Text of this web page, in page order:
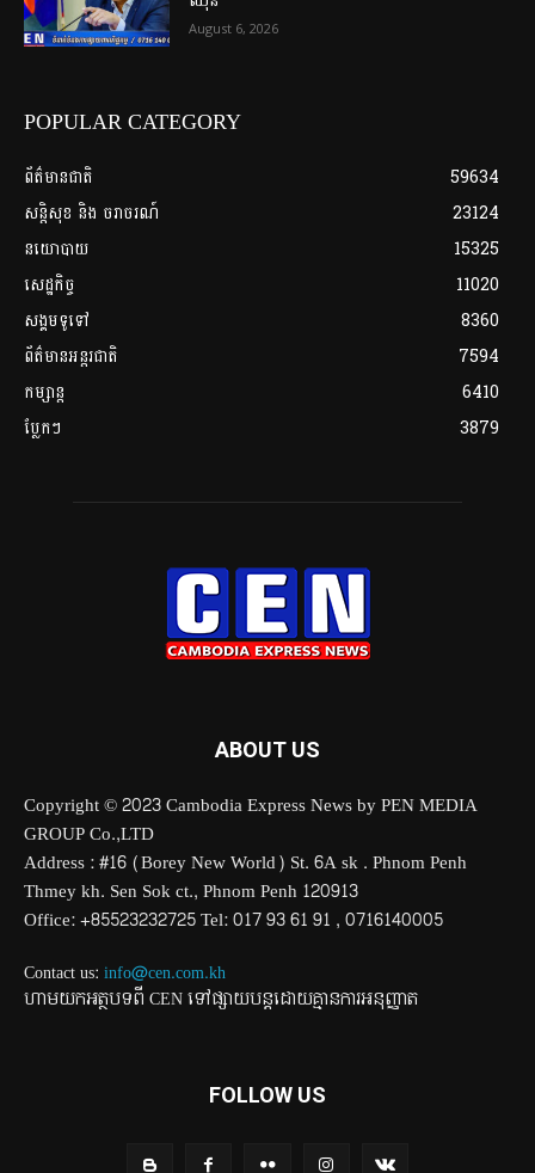
August 6, 2026
POPULAR CATEGORY
ព័ត៌មានជាតិ
59634
សន្តិសុខ និង ចរាចរណ៍
23124
នយោបាយ
15325
សេដ្ឋកិច្ច
11020
សង្គមទូទៅ
8360
ព័ត៌មានអន្តរជាតិ
7594
កម្សាន្ត
6410
ប្លែកៗ
3879
ABOUT US
Copyright © 2023 Cambodia Express News by PEN MEDIA
GROUP Co.,LTD
Address : #16 (Borey New World) St. 6A sk . Phnom Penh
Thmey kh. Sen Sok ct., Phnom Penh 120913
Office: +85523232725 Tel: 017 93 61 91 , 0716140005
Contact us: info@cen.com.kh
ហាមយកអត្ថបទពី CEN ទៅផ្សាយបន្តដោយគ្មានការអនុញ្ញាត
FOLLOW US